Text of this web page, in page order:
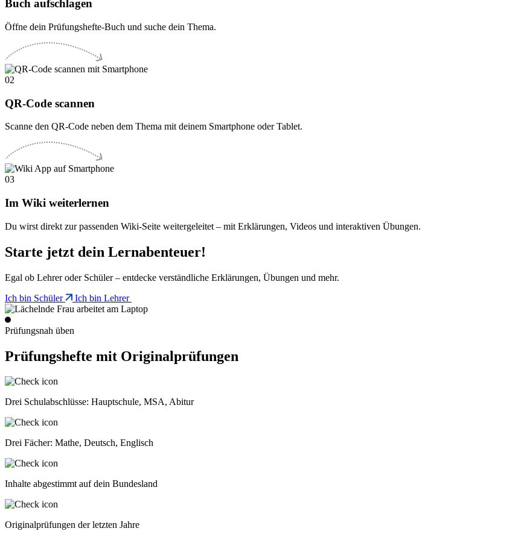
Buch aufschlagen
Öffne dein Prüfungshefte-Buch und suche dein Thema.
02
QR-Code scannen
Scanne den QR-Code neben dem Thema mit deinem Smartphone oder Tablet.
03
Im Wiki weiterlernen
Du wirst direkt zur passenden Wiki-Seite weitergeleitet – mit Erklärungen, Videos und interaktiven Übungen.
Starte jetzt dein Lernabenteuer!
Egal ob Lehrer oder Schüler – entdecke verständliche Erklärungen, Übungen und mehr.
Ich bin Schüler
Ich bin Lehrer
Prüfungsnah üben
Prüfungshefte mit Originalprüfungen
Drei Schulabschlüsse: Hauptschule, MSA, Abitur
Drei Fächer: Mathe, Deutsch, Englisch
Inhalte abgestimmt auf dein Bundesland
Originalprüfungen der letzten Jahre